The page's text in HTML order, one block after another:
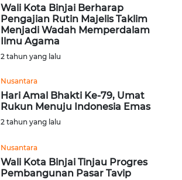
Wali Kota Binjai Berharap
Pengajian Rutin Majelis Taklim
Menjadi Wadah Memperdalam
Ilmu Agama
2 tahun yang lalu
Nusantara
Hari Amal Bhakti Ke-79, Umat
Rukun Menuju Indonesia Emas
2 tahun yang lalu
Nusantara
Wali Kota Binjai Tinjau Progres
Pembangunan Pasar Tavip